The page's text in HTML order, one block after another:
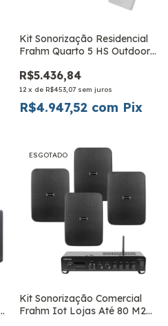
Kit Sonorização Residencial
Frahm Quarto 5 HS Outdoor
R$5.436,84
12 x de R$453,07 sem juros
R$4.947,52 com Pix
ESGOTADO
Kit Sonorização Comercial
Frahm Iot Lojas Até 80 M2